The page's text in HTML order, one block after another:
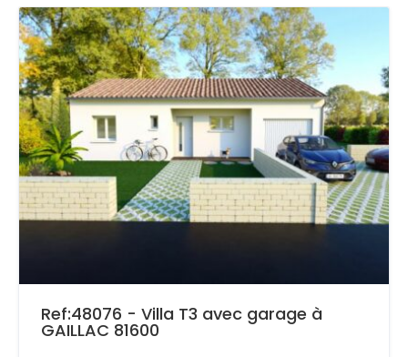
Ref:48076 - Villa T3 avec garage à
GAILLAC 81600